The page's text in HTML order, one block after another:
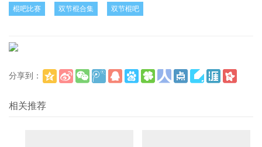
棍吧比赛
双节棍合集 双节棍吧
分享到：
相关推荐